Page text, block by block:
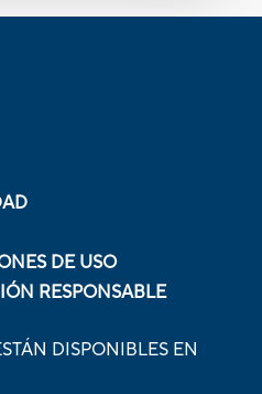
DE USO
RESPONSABLE
DISPONIBLES EN